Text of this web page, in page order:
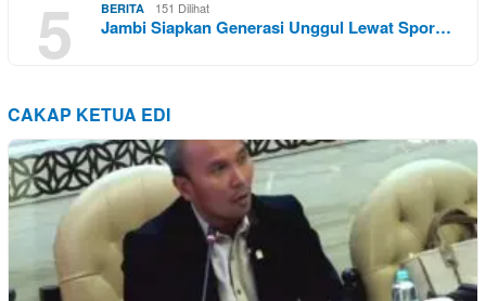
5 BERITA 151 Dilihat
Jambi Siapkan Generasi Unggul Lewat Spor…
CAKAP KETUA EDI